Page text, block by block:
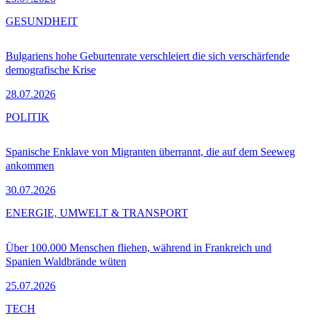
Bulgariens hohe Geburtenrate verschleiert die sich verschärfende
demografische Krise
28.07.2026
GESUNDHEIT
Spanische Enklave von Migranten überrannt, die auf dem Seeweg
ankommen
30.07.2026
POLITIK
Über 100.000 Menschen fliehen, während in Frankreich und
Spanien Waldbrände wüten
25.07.2026
ENERGIE, UMWELT & TRANSPORT
TECH